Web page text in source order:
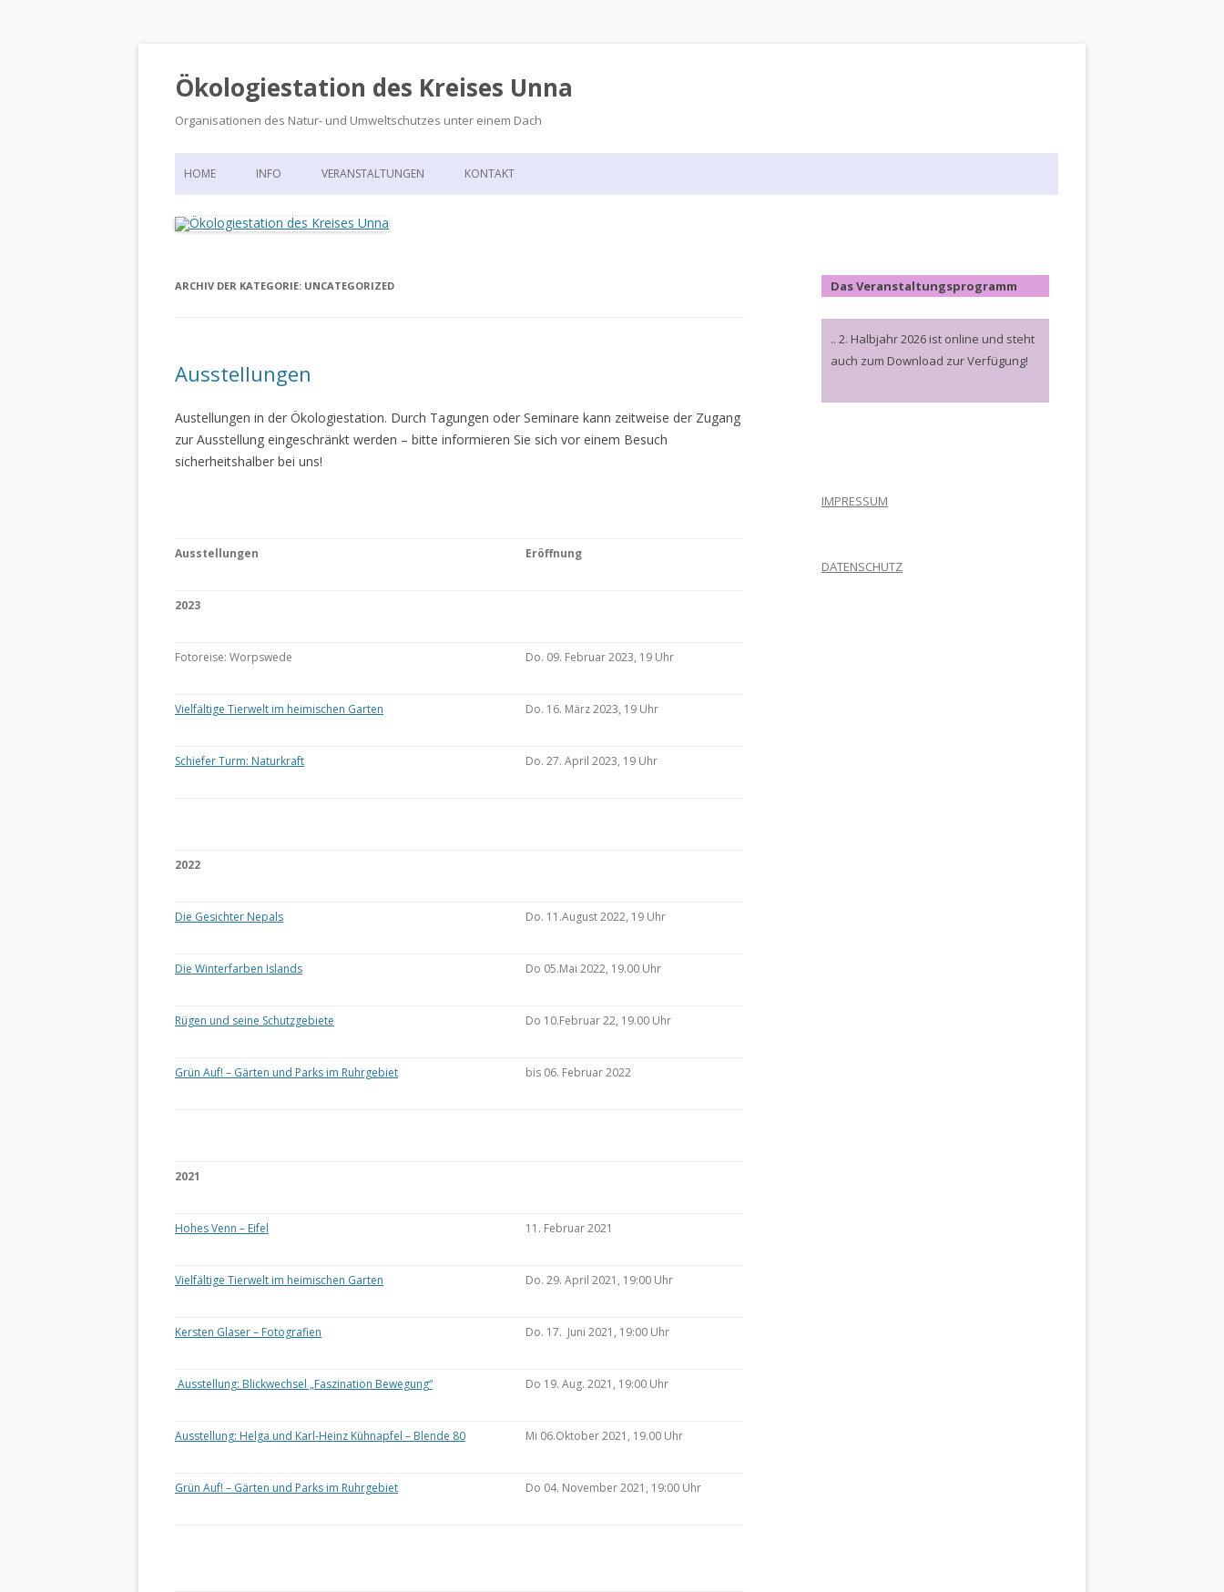
Ökologiestation des Kreises Unna
Organisationen des Natur- und Umweltschutzes unter einem Dach
Zum
HOME INFO VERANSTALTUNGEN KONTAKT
ARCHIV DER KATEGORIE: UNCATEGORIZED
Ausstellungen
Austellungen in der Ökologiestation. Durch Tagungen oder Seminare kann zeitweise der Zugang
zur Ausstellung eingeschränkt werden – bitte informieren Sie sich vor einem Besuch
sicherheitshalber bei uns!
Ausstellungen Eröffnung
2023
Fotoreise: Worpswede Do. 09. Februar 2023, 19 Uhr
Vielfältige Tierwelt im heimischen Garten Do. 16. März 2023, 19 Uhr
Schiefer Turm: Naturkraft Do. 27. April 2023, 19 Uhr
2022
Die Gesichter Nepals Do. 11.August 2022, 19 Uhr
Die Winterfarben Islands Do 05.Mai 2022, 19.00 Uhr
Rügen und seine Schutzgebiete Do 10.Februar 22, 19.00 Uhr
Grün Auf! – Gärten und Parks im Ruhrgebiet bis 06. Februar 2022
2021
Hohes Venn – Eifel 11. Februar 2021
Vielfältige Tierwelt im heimischen Garten Do. 29. April 2021, 19:00 Uhr
Kersten Glaser – Fotografien Do. 17. Juni 2021, 19:00 Uhr
Ausstellung: Blickwechsel „Faszination Bewegung“ Do 19. Aug. 2021, 19:00 Uhr
Ausstellung: Helga und Karl-Heinz Kühnapfel – Blende 80 Mi 06.Oktober 2021, 19.00 Uhr
Grün Auf! – Gärten und Parks im Ruhrgebiet Do 04. November 2021, 19:00 Uhr
Das Veranstaltungsprogramm
.. 2. Halbjahr 2026 ist online und steht
auch zum Download zur Verfügung!
IMPRESSUM
DATENSCHUTZ